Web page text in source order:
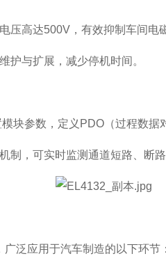
压高达500V，有效抑制车间电
护与扩展，减少停机时间。
块参数，定义PDO（过程数据
制，可实时监测通道短路、断
泛应用于汽车制造的以下环节：